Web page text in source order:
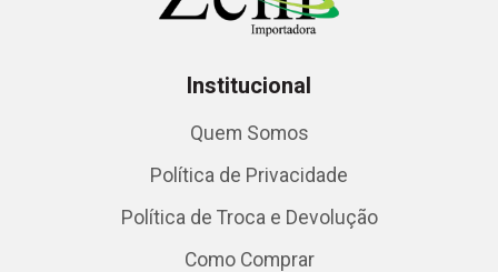
Institucional
Quem Somos
Política de Privacidade
Política de Troca e Devolução
Como Comprar